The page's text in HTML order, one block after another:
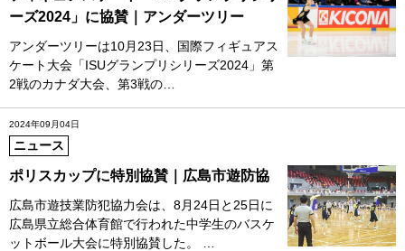
ーズ2024」に協賛｜アンダーツリー
アンダーツリーは10月23日、国際フィギュアス
ケート大会「ISUグランプリシリーズ2024」第
2戦のカナダ大会、第3戦の…
2024年09月04日
ニュース
ポリスカップに特別協賛｜広島市遊防協
広島市遊技業防犯協力会は、8月24日と25日に
広島県立総合体育館で行われた中学生のバスケ
ットボール大会に特別協賛した。 …